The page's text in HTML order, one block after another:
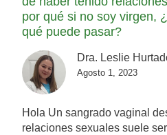
por qué si no soy virgen,
qué puede pasar?
Dra. Leslie
Agosto 1, 2023
Hola Un sangrado vaginal
relaciones sexuales suele